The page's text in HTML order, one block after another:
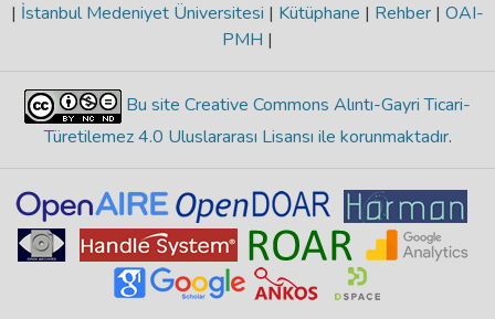
| İstanbul Medeniyet Üniversitesi | Kütüphane | Rehber | OAI-
PMH |
Bu site Creative Commons Alıntı-Gayri Ticari-
Türetilemez 4.0 Uluslararası Lisansı ile korunmaktadır.